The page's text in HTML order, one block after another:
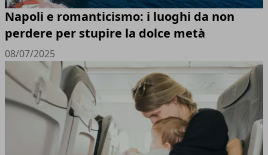
Napoli e romanticismo: i luoghi da non
perdere per stupire la dolce metà
08/07/2025